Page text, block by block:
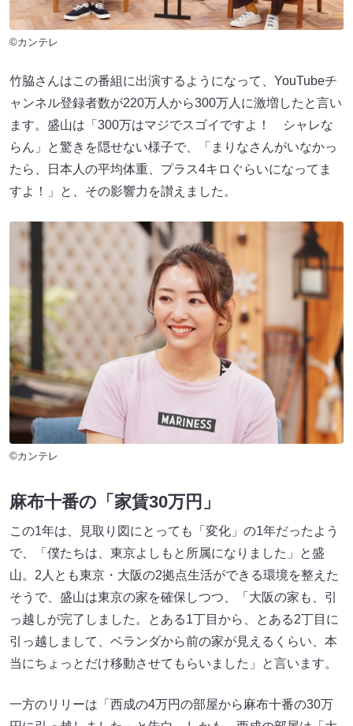
©カンテレ
竹脇さんはこの番組に出演するようになって、YouTubeチ
ャンネル登録者数が220万人から300万人に激増したと言い
ます。盛山は「300万はマジでスゴイですよ！ シャレな
らん」と驚きを隠せない様子で、「まりなさんがいなかっ
たら、日本人の平均体重、プラス4キロぐらいになってま
すよ！」と、その影響力を讃えました。
©カンテレ
麻布十番の「家賃30万円」
この1年は、見取り図にとっても「変化」の1年だったよう
で、「僕たちは、東京よしもと所属になりました」と盛
山。2人とも東京・大阪の2拠点生活ができる環境を整えた
そうで、盛山は東京の家を確保しつつ、「大阪の家も、引
っ越しが完了しました。とある1丁目から、とある2丁目に
引っ越しまして、ベランダから前の家が見えるくらい、本
当にちょっとだけ移動させてもらいました」と言います。
一方のリリーは「西成の4万円の部屋から麻布十番の30万